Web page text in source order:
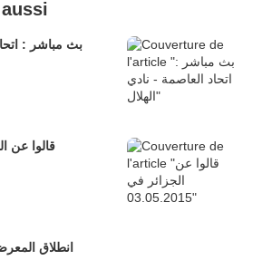
بث مباشر :
قالوا عن
انطلاق